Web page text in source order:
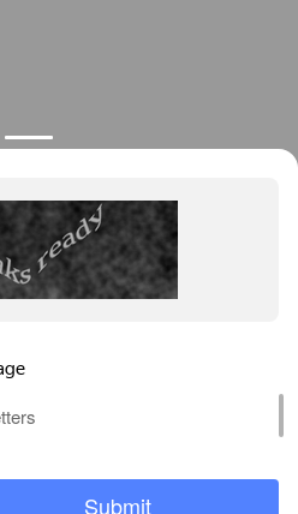
2026 Оборудование для
канализации